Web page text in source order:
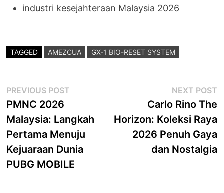
industri kesejahteraan Malaysia 2026
TAGGED AMEZCUA GX-1 BIO-RESET SYSTEM
Post
navigation
PREVIOUS POST
PMNC 2026
Malaysia: Langkah
Pertama Menuju
Kejuaraan Dunia
PUBG MOBILE
NEXT POST
Carlo Rino The
Horizon: Koleksi Raya
2026 Penuh Gaya
dan Nostalgia